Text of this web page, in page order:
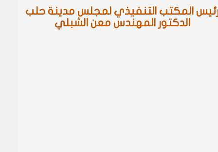
المكتب التنفيذي لمجلس مدينة حلب
الدكتور المهندس معن الشبلي